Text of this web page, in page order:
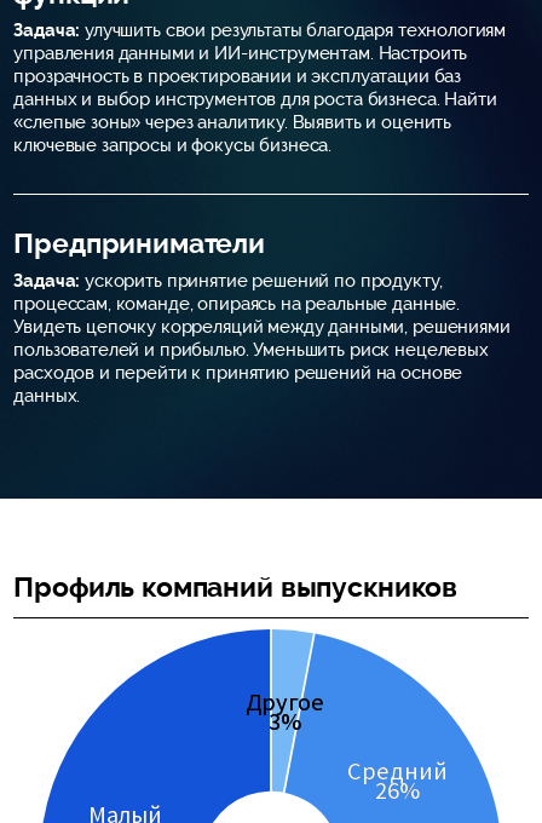
Задача: улучшить свои результаты благодаря технологиям
управления данными и ИИ-инструментам. Настроить
прозрачность в проектировании и эксплуатации баз
данных и выбор инструментов для роста бизнеса. Найти
«слепые зоны» через аналитику. Выявить и оценить
ключевые запросы и фокусы бизнеса.
Предприниматели
Задача: ускорить принятие решений по продукту,
процессам, команде, опираясь на реальные данные.
Увидеть цепочку корреляций между данными, решениями
пользователей и прибылью. Уменьшить риск нецелевых
расходов и перейти к принятию решений на основе
данных.
Профиль компаний выпускников